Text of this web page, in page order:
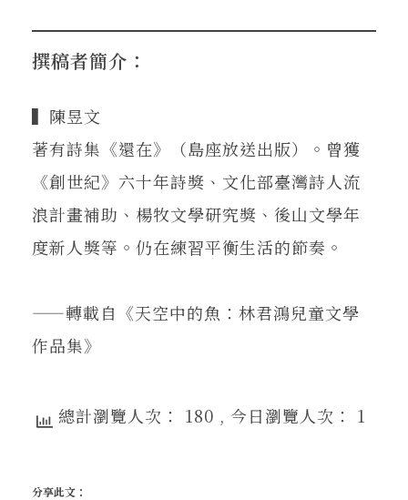
撰稿者簡介：
▍陳昱文
著有詩集《還在》（島座放送出版）。曾獲
《創世紀》六十年詩獎、文化部臺灣詩人流
浪計畫補助、楊牧文學研究獎、後山文學年
度新人獎等。仍在練習平衡生活的節奏。
——轉載自《天空中的魚：林君鴻兒童文學
作品集》
總計瀏覽人次： 180 , 今日瀏覽人次： 1
分享此文：